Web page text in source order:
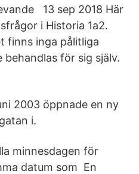
13 sep 2018 Här
i Historia 1a2.
finns inga pålitliga
behandlas för sig själv.
2003 öppnade en ny
i.
minnesdagen för
datum som En